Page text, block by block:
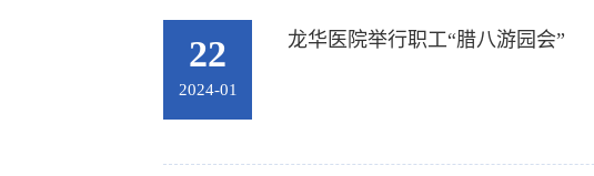
22
2024-01
龙华医院举行职工“腊八游园会”